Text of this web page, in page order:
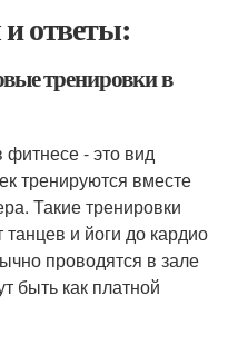
ответы:
тренировки в
фитнесе - это вид
тренируются вместе
Такие тренировки
и йоги до кардио
проводятся в зале
быть как платной